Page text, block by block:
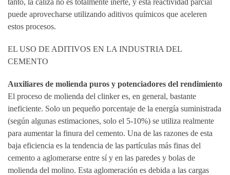
puede aprovecharse utilizando aditivos químicos que aceleren
estos procesos.
EL USO DE ADITIVOS EN LA INDUSTRIA DEL
CEMENTO
Auxiliares de molienda puros y potenciadores del rendimiento
El proceso de molienda del clinker es, en general, bastante
ineficiente. Solo un pequeño porcentaje de la energía suministrada
(según algunas estimaciones, solo el 5-10%) se utiliza realmente
para aumentar la finura del cemento. Una de las razones de esta
baja eficiencia es la tendencia de las partículas más finas del
cemento a aglomerarse entre sí y en las paredes y bolas de
molienda del molino. Esta aglomeración es debida a las cargas